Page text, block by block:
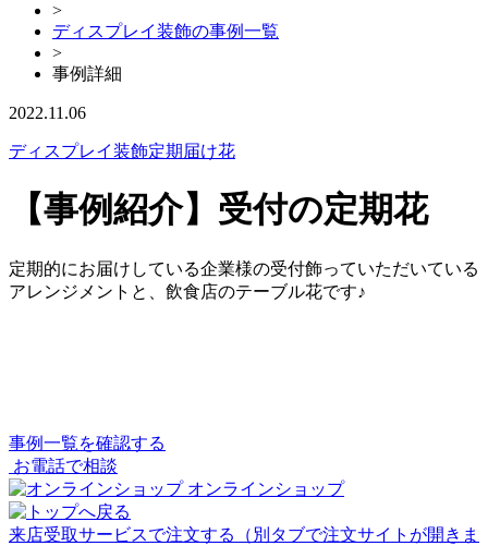
>
ディスプレイ装飾の事例一覧
>
事例詳細
2022.11.06
ディスプレイ装飾定期届け花
【事例紹介】受付の定期花
定期的にお届けしている企業様の受付飾っていただいている
アレンジメントと、飲食店のテーブル花です♪
事例一覧を確認する
お電話で相談
オンラインショップ
来店受取サービスで注文する
（別タブで注文サイトが開きま